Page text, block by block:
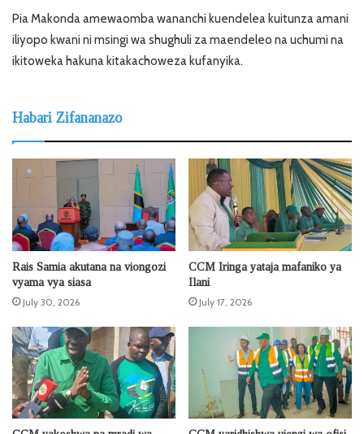
Pia Makonda amewaomba wananchi kuendelea kuitunza amani
iliyopo kwani ni msingi wa shughuli za maendeleo na uchumi na
ikitoweka hakuna kitakachoweza kufanyika.
Habari Zifananazo
Rais Samia akutana na viongozi
vyama vya siasa
July 30, 2026
CCM Iringa yataja mafaniko ya
Ilani
July 17, 2026